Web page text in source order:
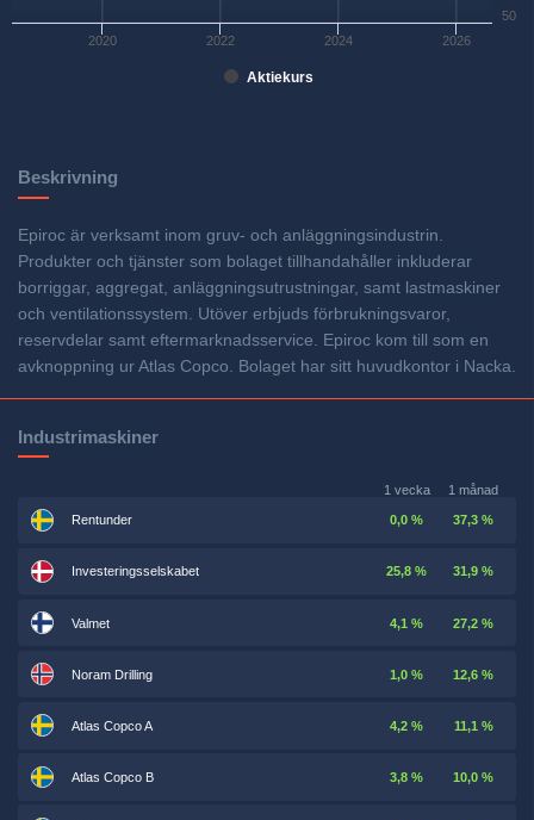
Aktiekurs
2020 2022 2024 2026
50
Beskrivning
Epiroc är verksamt inom gruv- och anläggningsindustrin.
Produkter och tjänster som bolaget tillhandahåller inkluderar
borriggar, aggregat, anläggningsutrustningar, samt lastmaskiner
och ventilationssystem. Utöver erbjuds förbrukningsvaror,
reservdelar samt eftermarknadsservice. Epiroc kom till som en
avknoppning ur Atlas Copco. Bolaget har sitt huvudkontor i Nacka.
Industrimaskiner
1 vecka 1 månad
Rentunder 0,0 % 37,3 %
Investeringsselskabet 25,8 % 31,9 %
Valmet 4,1 % 27,2 %
Noram Drilling 1,0 % 12,6 %
Atlas Copco A 4,2 % 11,1 %
Atlas Copco B 3,8 % 10,0 %